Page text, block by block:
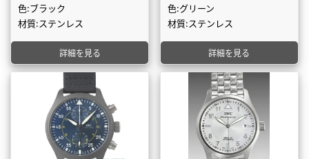
色:ブラック
材質:ステンレス
詳細を見る
色:グリーン
材質:ステンレス
詳細を見る